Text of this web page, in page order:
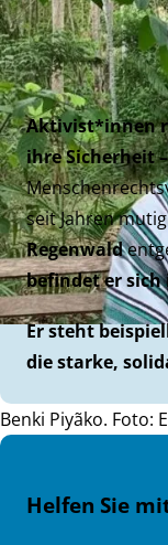
Aktivist*innen
ihre Sicherheit
seit Jahren
Regenwald
befindet er sich
Er steht
die starke,
Benki Piyãko. Foto:
Helfen Sie